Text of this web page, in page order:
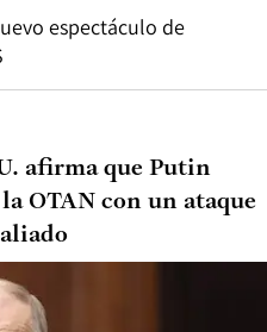
espectáculo de
afirma que Putin
OTAN con un ataque